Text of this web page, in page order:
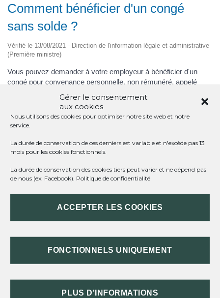
Gérer le consentement
aux cookies
Nous utilisons des cookies pour optimiser notre site web et notre
service.
La durée de conservation de ces derniers est variable et n'excède pas 13
mois pour les cookies fonctionnels.
La durée de conservation des cookies tiers peut varier et ne dépend pas
de nous (ex: Facebook). Politique de confidentialité
ACCEPTER LES COOKIES
FONCTIONNELS UNIQUEMENT
PLUS D'INFORMATIONS
Comment bénéficier d'un congé
sans solde ?
Vérifié le 13/08/2021 - Direction de l'information légale et administrative
(Première ministre)
Vous pouvez demander à votre employeur à bénéficier d'un
congé pour convenance personnelle, non rémunéré, appelé
convention collective ou l'accord collectif applicable à
l'entreprise peut prévoir des dispositions concernant le congé
sans solde. L'employeur n'a pas l'obligation légale de vous
retrouvez votre précédent emploi ou un emploi équivalent à la fin
de votre congé.
DEMANDE DE CONGÉ
PENDANT LE CONGÉ